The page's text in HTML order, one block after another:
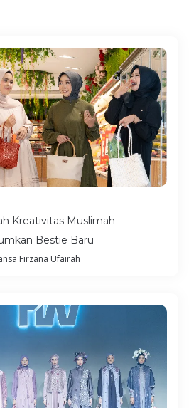
Kreativitas Muslimah
Bestie Baru
Firzana Ufairah